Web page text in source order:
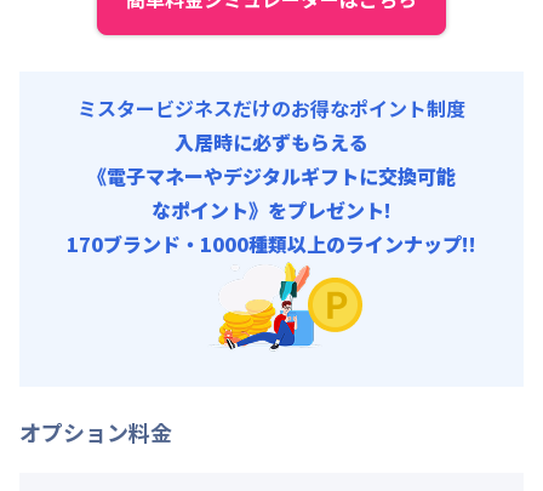
補償保険負担金 : 9,350円/回
ミスタービジネスだけのお得なポイント制度
入居時に必ずもらえる
《電子マネーやデジタルギフトに交換可能
なポイント》をプレゼント!
170ブランド・1000種類以上のラインナップ!!
オプション料金